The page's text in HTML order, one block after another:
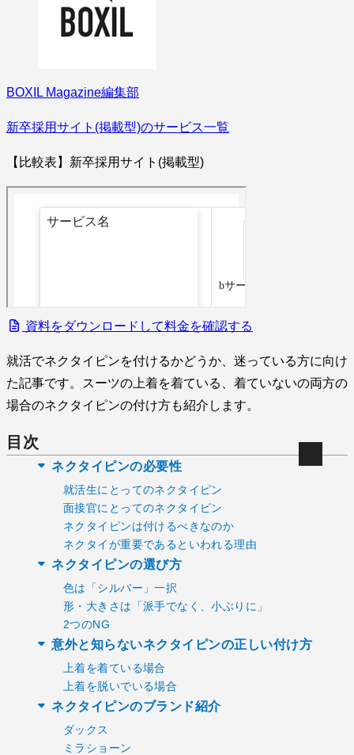
BOXIL Magazine編集部
新卒採用サイト(掲載型)のサービス一覧
【比較表】新卒採用サイト(掲載型)
資料をダウンロードして料金を確認する
就活でネクタイピンを付けるかどうか、迷っている方に向け
た記事です。スーツの上着を着ている、着ていないの両方の
場合のネクタイピンの付け方も紹介します。
目次
ネクタイピンの必要性
就活生にとってのネクタイピン
面接官にとってのネクタイピン
ネクタイピンは付けるべきなのか
ネクタイが重要であるといわれる理由
ネクタイピンの選び方
色は「シルバー」一択
形・大きさは「派手でなく、小ぶりに」
2つのNG
意外と知らないネクタイピンの正しい付け方
上着を着ている場合
上着を脱いでいる場合
ネクタイピンのブランド紹介
ダックス
ミラショーン